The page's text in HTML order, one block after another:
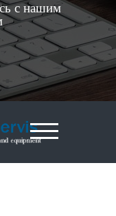
с нашим